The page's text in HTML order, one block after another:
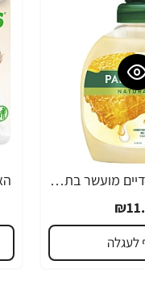
פלמוליב סבון ידיים מועשר בתמציות חלב ודבש 300 מ"ל - מבית Palmolive
לעגלה